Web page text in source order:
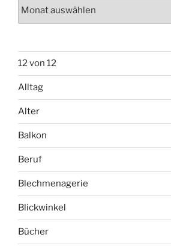
Alltag
Alter
Balkon
Beruf
Blechmenagerie
Blickwinkel
Bücher
Burgwedel